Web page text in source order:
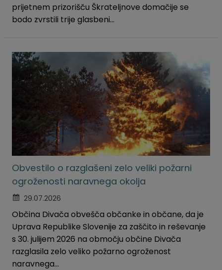
prijetnem prizorišču Škrateljnove domačije se
bodo zvrstili trije glasbeni...
Obvestilo o razglašeni zelo veliki požarni
ogroženosti naravnega okolja
29.07.2026
Občina Divača obvešča občanke in občane, da je
Uprava Republike Slovenije za zaščito in reševanje
s 30. julijem 2026 na območju občine Divača
razglasila zelo veliko požarno ogroženost
naravnega...